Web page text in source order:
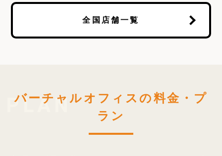
全国店舗一覧
バーチャルオフィスの料金・プ
ラン